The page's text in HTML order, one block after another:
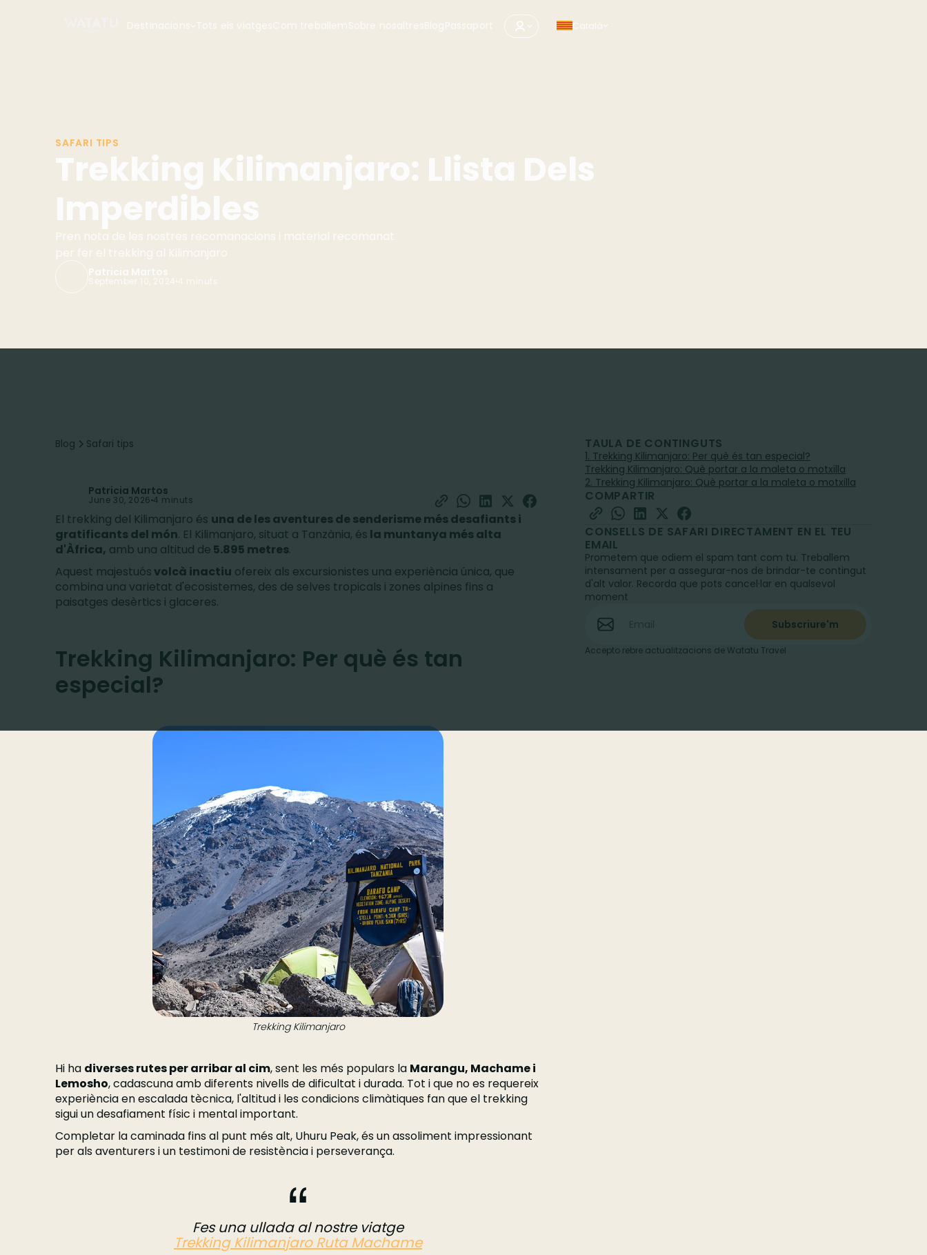
Destinacions Tots els viatgesCom treballemSobre nosaltresBlogPassaport Català
SAFARI TIPS
Trekking Kilimanjaro: Llista Dels
Imperdibles
Pren nota de les nostres recomanacions i material recomanat
per fer el trekking al Kilimanjaro
Patricia Martos
September 10, 2024 4 minuts
Blog Safari tips
Patricia Martos
June 30, 2026 4 minuts
El trekking del Kilimanjaro és una de les aventures de senderisme més desafiants i
gratificants del món. El Kilimanjaro, situat a Tanzània, és la muntanya més alta
d'Àfrica, amb una altitud de 5.895 metres.
Aquest majestuósvolcà inactiu ofereix als excursionistes una experiència única, que
combina una varietat d'ecosistemes, des de selves tropicals i zones alpines fins a
paisatges desèrtics i glaceres.
Trekking Kilimanjaro: Per què és tan
especial?
Trekking Kilimanjaro
Hi ha diverses rutes per arribar al cim, sent les més populars la Marangu, Machame i
Lemosho, cadascuna amb diferents nivells de dificultat i durada. Tot i que no es requereix
experiència en escalada tècnica, l'altitud i les condicions climàtiques fan que el trekking
sigui un desafiament físic i mental important.
Completar la caminada fins al punt més alt, Uhuru Peak, és un assoliment impressionant
per als aventurers i un testimoni de resistència i perseverança.
Fes una ullada al nostre viatge
Trekking Kilimanjaro Ruta Machame
TAULA DE CONTINGUTS
1. Trekking Kilimanjaro: Per què és tan especial?
Trekking Kilimanjaro: Què portar a la maleta o motxilla
2. Trekking Kilimanjaro: Què portar a la maleta o motxilla
COMPARTIR
CONSELLS DE SAFARI DIRECTAMENT EN EL TEU
EMAIL
Prometem que odiem el spam tant com tu. Treballem
intensament per a assegurar-nos de brindar-te contingut
d'alt valor. Recorda que pots cancel·lar en qualsevol
moment
Accepto rebre actualitzacions de Watatu Travel